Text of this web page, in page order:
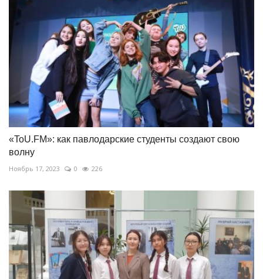
«ToU.FM»: как павлодарские студенты создают свою
волну
Ноябрь 17, 2023 0 226